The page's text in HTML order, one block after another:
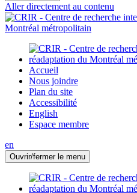
Aller directement au contenu
Accueil
Nous joindre
Plan du site
Accessibilité
English
Espace membre
en
Ouvrir/fermer le menu